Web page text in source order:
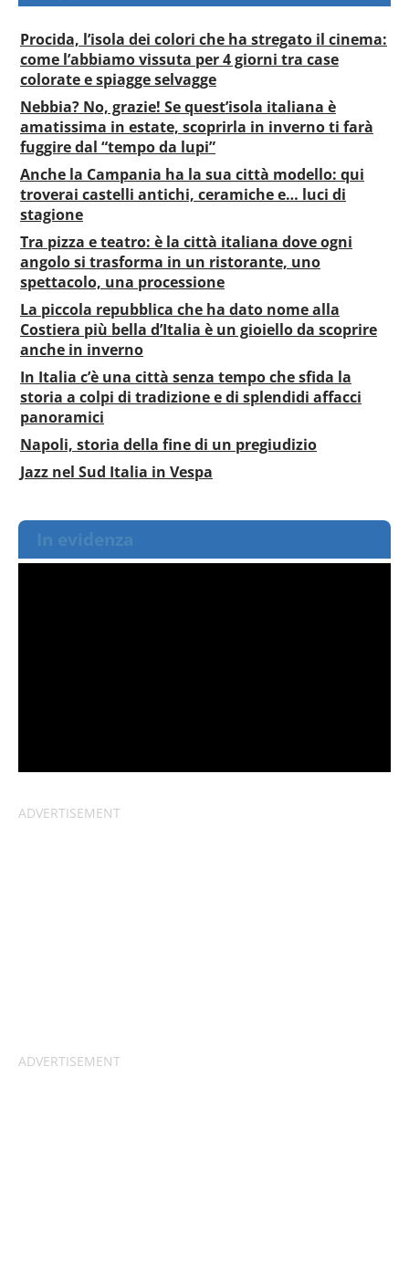
Procida, l’isola dei colori che ha stregato il cinema:
come l’abbiamo vissuta per 4 giorni tra case
colorate e spiagge selvagge
Nebbia? No, grazie! Se quest’isola italiana è
amatissima in estate, scoprirla in inverno ti farà
fuggire dal “tempo da lupi”
Anche la Campania ha la sua città modello: qui
troverai castelli antichi, ceramiche e… luci di
stagione
Tra pizza e teatro: è la città italiana dove ogni
angolo si trasforma in un ristorante, uno
spettacolo, una processione
La piccola repubblica che ha dato nome alla
Costiera più bella d’Italia è un gioiello da scoprire
anche in inverno
In Italia c’è una città senza tempo che sfida la
storia a colpi di tradizione e di splendidi affacci
panoramici
Napoli, storia della fine di un pregiudizio
Jazz nel Sud Italia in Vespa
In evidenza